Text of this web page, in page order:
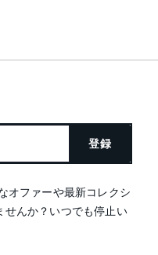
登録
オファーや最新コレクシ
せんか？いつでも停止い